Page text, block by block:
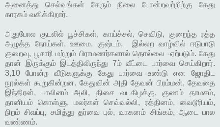
அனைத்து செல்வங்கள் சேரும் நிலை போன்றவற்றிற்கு கேது
காரகம் வகிக்கிறார்.
அதுபோல குடலில் பூச்சிகள், காய்ச்சல், செவிடு, குறைந்த ரத்த
அழுத்த நோய்கள், ஊமை, குஷ்டம், இல்லற வாழ்வில் ஈடுபாடு
குறைவு, பூசாரி மற்றும் பிராமணர்களால் தொல்லை -ஏற்படும். கேது
தான் இருக்கும் இடத்திலிருந்து 7ம் வீட்டை பார்வை செய்கிறார்.
3,10 போன்ற வீடுகளுக்கு கேது பார்வை உண்டு என ஜோதிட
நூல்கள் கூறுகின்றன. கேதுவின் அதி தேவன் பிரம்மன், தேவதை
இந்திரன், பாலினம் அலி, திசை வடகிழக்கு, குணம் தாமசம்,
தானியம் கொள்ளு, மலர்கள் செவ்வல்லி, ரத்தினம், வைடூரியம்,
நிறம் சிவப்பு, சமித்து தர்வை புல், வாகனம் சிங்கம், ஆடை பால
வண்ணம்.